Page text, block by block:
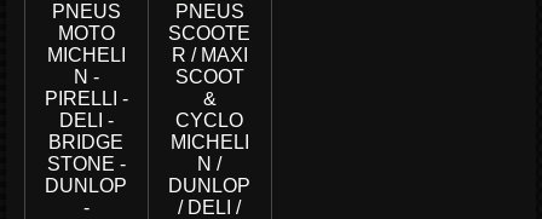
PNEUS
MOTO
MICHELI
N -
PIRELLI -
DELI -
BRIDGE
STONE -
DUNLOP
-
PNEUS
SCOOTE
R / MAXI
SCOOT
&
CYCLO
MICHELI
N /
DUNLOP
/ DELI /